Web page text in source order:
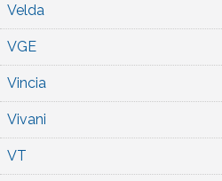
Velda
VGE
Vincia
Vivani
VT